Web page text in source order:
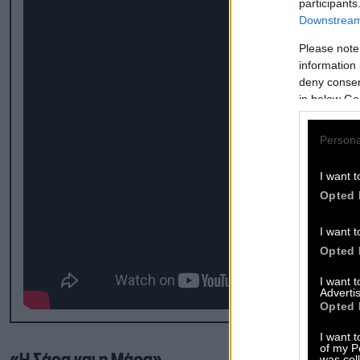
Please
information
deny
in below
I want
Opted
I want
Opted
I want
Opted
I want
of my